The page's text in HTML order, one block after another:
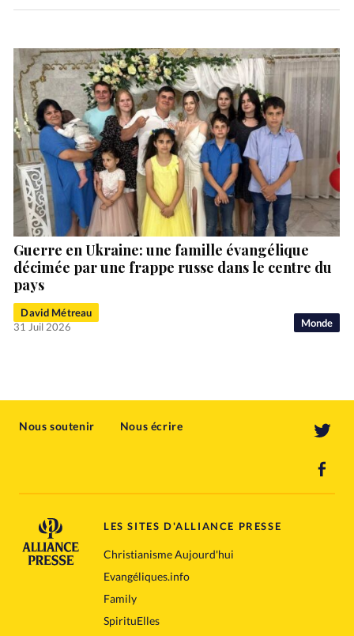
Monde
Guerre en Ukraine: une famille évangélique
décimée par une frappe russe dans le centre du
pays
David Métreau
31 Juil 2026
Nous soutenir Nous écrire
LES SITES D'ALLIANCE PRESSE
Christianisme Aujourd'hui
Evangéliques.info
Family
SpirituElles